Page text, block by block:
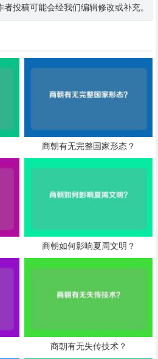
投稿可能会经我们编辑修改或补充。
商朝有无完整国家形态？
商朝如何影响夏周文明？
商朝有无失传技术？